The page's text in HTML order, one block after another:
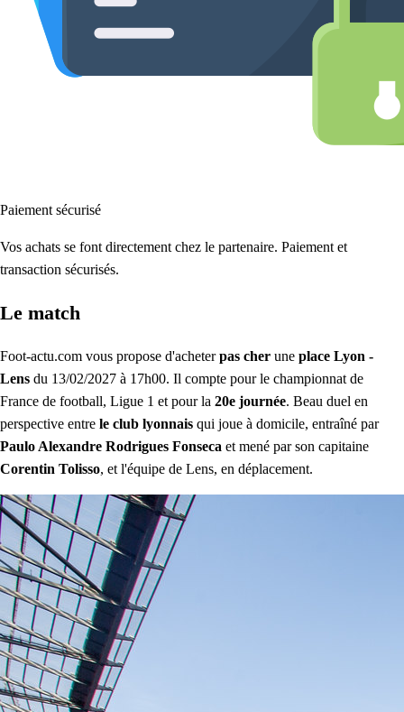
Paiement sécurisé
Vos achats se font directement chez le partenaire. Paiement et
transaction sécurisés.
Le match
Foot-actu.com vous propose d'acheterpas cher une place Lyon -
Lens du 13/02/2027 à 17h00. Il compte pour le championnat de
France de football, Ligue 1 et pour la 20e journée. Beau duel en
perspective entre le club lyonnais qui joue à domicile, entraîné par
Paulo Alexandre Rodrigues Fonseca et mené par son capitaine
Corentin Tolisso, et l'équipe de Lens, en déplacement.